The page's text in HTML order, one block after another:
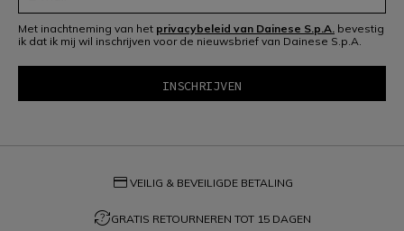
Met inachtneming van het privacybeleid van Dainese S.p.A. bevestig
ik dat ik mij wil inschrijven voor de nieuwsbrief van Dainese S.p.A.
credit_card VEILIG & BEVEILIGDE BETALING
question_exchangeGRATIS RETOURNEREN TOT 15 DAGEN